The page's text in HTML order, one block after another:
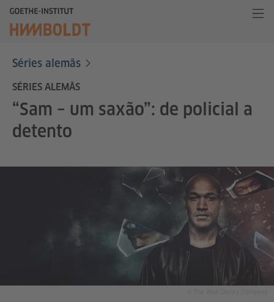
Séries alemãs
SÉRIES ALEMÃS
“Sam – um saxão”: de policial a
detento